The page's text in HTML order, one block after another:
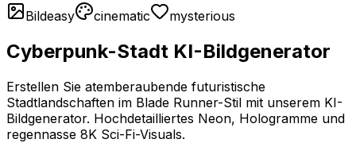
Bildeasy cinematic mysterious
Cyberpunk-Stadt KI-Bildgenerator
Erstellen Sie atemberaubende futuristische
Stadtlandschaften im Blade Runner-Stil mit unserem KI-
Bildgenerator. Hochdetailliertes Neon, Hologramme und
regennasse 8K Sci-Fi-Visuals.